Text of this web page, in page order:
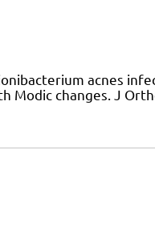
acnes
Modic changes. J